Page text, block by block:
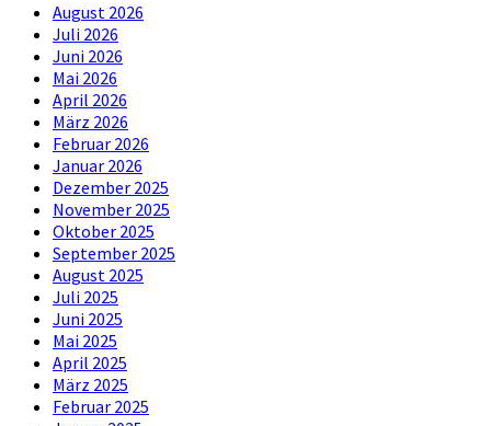
August 2026
Juli 2026
Juni 2026
Mai 2026
April 2026
März 2026
Februar 2026
Januar 2026
Dezember 2025
November 2025
Oktober 2025
September 2025
August 2025
Juli 2025
Juni 2025
Mai 2025
April 2025
März 2025
Februar 2025